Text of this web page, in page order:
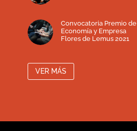
Convocatoria Premio de
Economía y Empresa
Flores de Lemus 2021
VER MÁS